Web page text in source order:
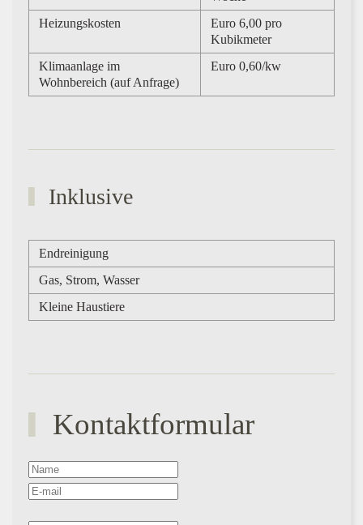
Heizungskosten
Euro 6,00 pro
Kubikmeter
Klimaanlage im
Wohnbereich (auf Anfrage)
Euro 0,60/kw
Inklusive
Endreinigung
Gas, Strom, Wasser
Kleine Haustiere
Kontaktformular